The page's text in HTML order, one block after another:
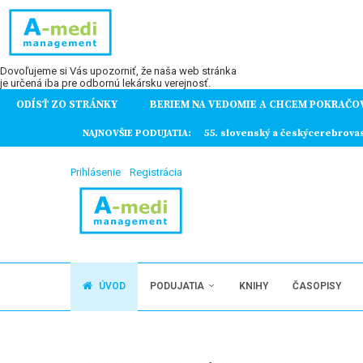
Dovoľujeme si Vás upozorniť, že naša web stránka
je určená iba pre odbornú lekársku verejnosť.
ODÍSŤ ZO STRÁNKY BERIEM NA VEDOMIE A CHCEM
NAJNOVŠIE PODUJATIA: 55. slovenský a
Prihlásenie Registrácia
ÚVOD PODUJATIA KNIHY ČASOPISY